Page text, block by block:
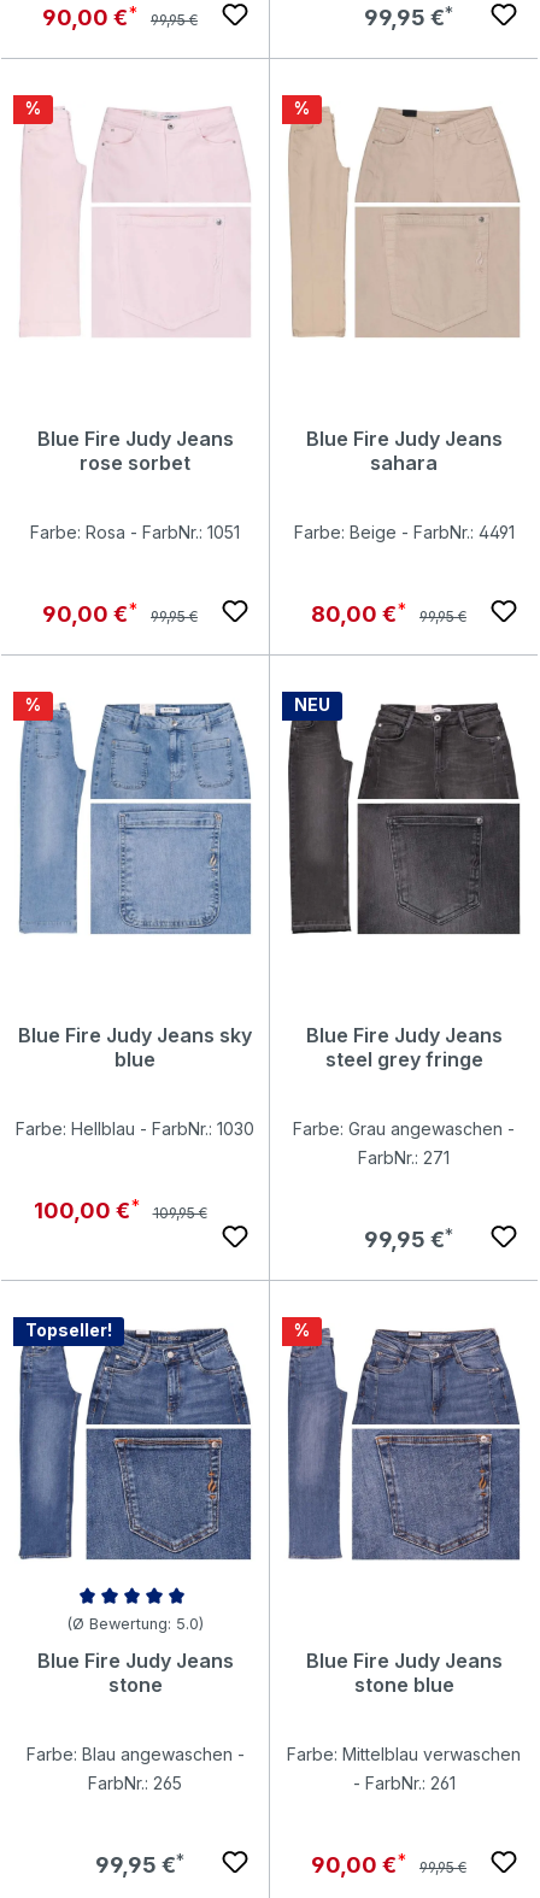
Verkaufspreis:
90,00 € Regulärer Preis:
99,95 € Regulärer Preis:
99,95 €
Rabatt
%
Blue Fire Judy Jeans
rose sorbet
Farbe: Rosa - FarbNr.: 1051
Verkaufspreis:
90,00 € Regulärer Preis:
99,95 €
Rabatt
%
Blue Fire Judy Jeans
sahara
Farbe: Beige - FarbNr.: 4491
Verkaufspreis:
80,00 € Regulärer Preis:
99,95 €
Rabatt
%
Blue Fire Judy Jeans sky
blue
Farbe: Hellblau - FarbNr.: 1030
Verkaufspreis:
100,00 € Regulärer Preis:
109,95 €
NEU
Blue Fire Judy Jeans
steel grey fringe
Farbe: Grau angewaschen -
FarbNr.: 271
Regulärer Preis:
99,95 €
Topseller!
Durchschnittliche Bewertung von 5 von 5 Sternen
(Ø Bewertung: 5.0)
Blue Fire Judy Jeans
stone
Farbe: Blau angewaschen -
FarbNr.: 265
Regulärer Preis:
99,95 €
Rabatt
%
Blue Fire Judy Jeans
stone blue
Farbe: Mittelblau verwaschen
- FarbNr.: 261
Verkaufspreis:
90,00 € Regulärer Preis:
99,95 €